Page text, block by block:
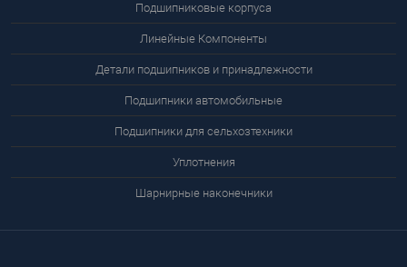
Подшипниковые корпуса
Линейные Компоненты
Детали подшипников и принадлежности
Подшипники автомобильные
Подшипники для сельхозтехники
Уплотнения
Шарнирные наконечники